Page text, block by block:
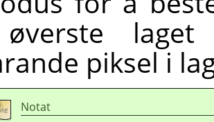
laget
piksel i
Notat